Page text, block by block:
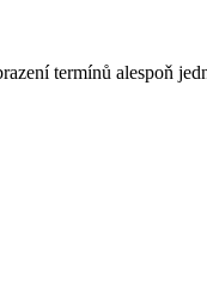
termínů alespoň